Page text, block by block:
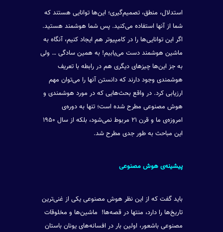
استدلال، منطق، تصمیم‌گیری؛ این‌ها توانایی هستند که
شما از آنها استفاده می‌کنید. پس شما هوشمند هستید.
اگر این توانایی‌ها را در کامپیوتر هم ایجاد کنیم، آنگاه به
ماشین هوشمند دست می‌یابیم! به همین سادگی … ولی
به جز این‌ها چیزهای دیگری هم در رابطه با تعریف
هوشمندی وجود دارند که دانستن آنها را می‌توان مهم
ارزیابی کرد. در واقع بحث‌هایی که در مورد هوشمندی و
هوش مصنوعی مطرح شده است؛ تنها به دوره‌ی
امروزه‌ی ما و قرن ۲۱ مربوط نمی‌شود، بلکه از سال ۱۹۵۰
این مباحث به طور جدی مطرح شد.
پیشینه‌ی هوش مصنوعی
باید گفت که از این نظر هوش مصنوعی یکی از غنی‌ترین
تاریخ‌ها را دارد، منتها در قصه‌ها! ماشین‌ها و مخلوقات
مصنوعی باشعور، اولین بار در افسانه‌های یونان باستان